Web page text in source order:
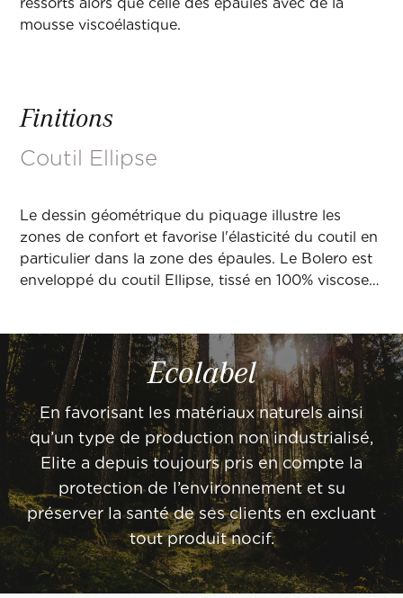
ressorts alors que celle des épaules avec de la
mousse viscoélastique.
Finitions
Coutil Ellipse
Le dessin géométrique du piquage illustre les
zones de confort et favorise l'élasticité du coutil en
particulier dans la zone des épaules. Le Bolero est
enveloppé du coutil Ellipse, tissé en 100% viscose,
Ecolabel
En favorisant les matériaux naturels ainsi
qu’un type de production non industrialisé,
Elite a depuis toujours pris en compte la
protection de l’environnement et su
préserver la santé de ses clients en excluant
tout produit nocif.